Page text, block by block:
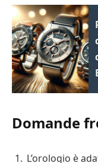
Domande
L’orologio è